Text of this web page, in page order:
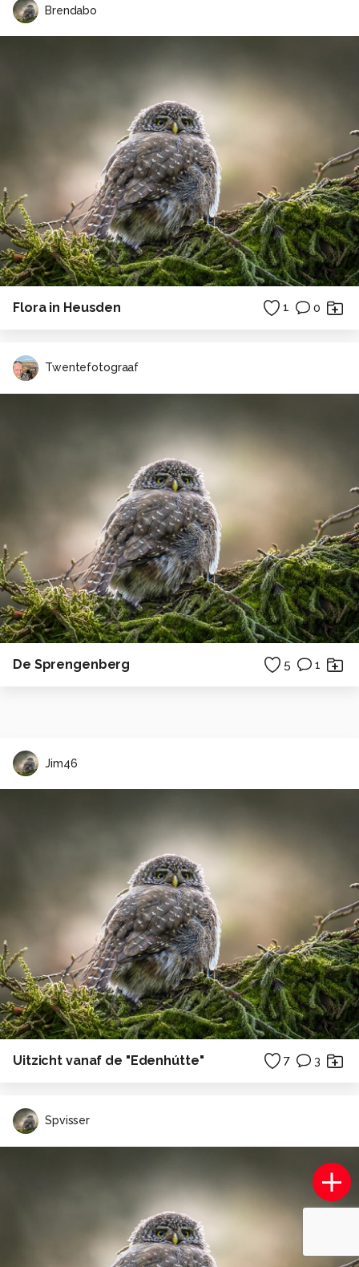
Brendabo
Flora in Heusden 1 0
Twentefotograaf
De Sprengenberg 5 1
Jim46
Uitzicht vanaf de "Edenhútte" 7 3
Spvisser